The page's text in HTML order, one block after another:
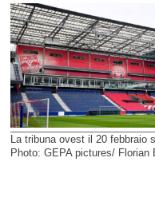
La tribuna ovest il 20 febbraio
Photo: GEPA pictures/ Florian